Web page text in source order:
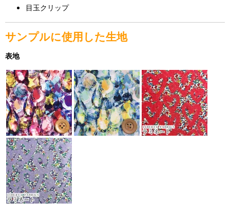
目玉クリップ
サンプルに使用した生地
表地